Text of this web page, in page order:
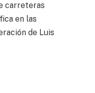
carreteras
en las
de Luis